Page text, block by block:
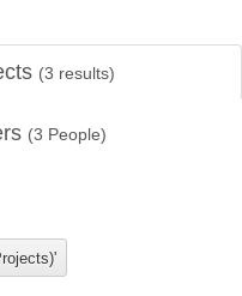
(3 results)
(3 People)